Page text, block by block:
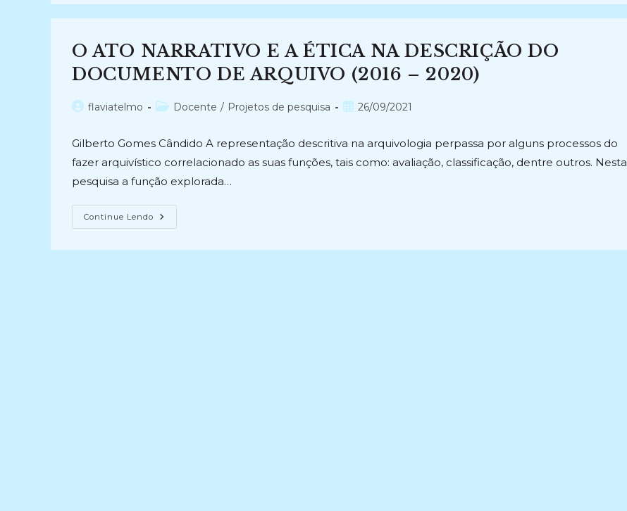
ACERVOS
Teórica
E
Aplicada
Nas
Do
Paraná
2017)
O ATO NARRATIVO E A ÉTICA NA DESCRIÇÃO DO
DOCUMENTO DE ARQUIVO (2016 – 2020)
Autorflaviatelmo
Categoria
Docente / Projetos de pesquisa
Post26/09/2021
Gilberto Gomes Cândido A representação descritiva na arquivologia perpassa por alguns processos do
fazer arquivístico correlacionado as suas funções, tais como: avaliação, classificação, dentre outros. Nesta
pesquisa a função explorada…
Continue Lendo O
ATO